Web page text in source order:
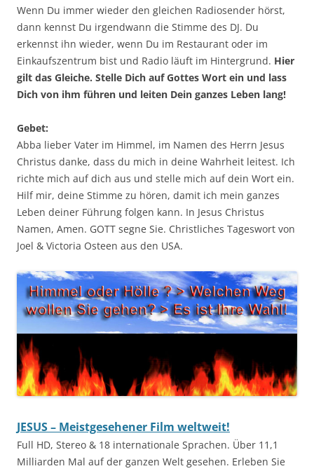
Wenn Du immer wieder den gleichen Radiosender hörst,
dann kennst Du irgendwann die Stimme des DJ. Du
erkennst ihn wieder, wenn Du im Restaurant oder im
Einkaufszentrum bist und Radio läuft im Hintergrund. Hier
gilt das Gleiche. Stelle Dich auf Gottes Wort ein und lass
Dich von ihm führen und leiten Dein ganzes Leben lang!
Gebet:
Abba lieber Vater im Himmel, im Namen des Herrn Jesus
Christus danke, dass du mich in deine Wahrheit leitest. Ich
richte mich auf dich aus und stelle mich auf dein Wort ein.
Hilf mir, deine Stimme zu hören, damit ich mein ganzes
Leben deiner Führung folgen kann. In Jesus Christus
Namen, Amen. GOTT segne Sie. Christliches Tageswort von
Joel & Victoria Osteen aus den USA.
JESUS – Meistgesehener Film weltweit!
Full HD, Stereo & 18 internationale Sprachen. Über 11,1
Milliarden Mal auf der ganzen Welt gesehen. Erleben Sie